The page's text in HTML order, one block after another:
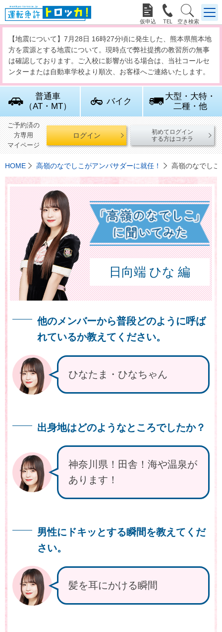
  
【地震について】7月28日 16時27分頃に発生した、熊本県熊本地
方を震源とする地震について。現時点で弊社提携の教習所の無事
は確認しております。ご入校に影響が出る場合は、当社コールセ
ンターまたは自動車学校より順次、お客様へご連絡いたします。
普通車
（AT・MT）
バイク
大型・大特・
二種・他
ご予約済の
方専用
マイページ
ログイン
初めてログイン
する方はコチラ
HOME 高嶺のなでしこがアンバサダーに就任！ 高嶺のなでし
日向端 ひな 編
他のメンバーから普段どのように呼ば
れているか教えてください。
ひなたま・ひなちゃん
出身地はどのようなところでしたか？
神奈川県！田舎！海や温泉が
あります！
男性にドキッとする瞬間を教えてくだ
さい。
髪を耳にかける瞬間